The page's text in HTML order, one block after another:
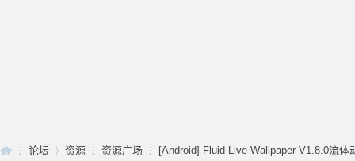
论坛 资源 资源广场 [Android] Fluid Live Wallpaper V1.8.0流体